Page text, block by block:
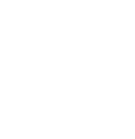
Kite-